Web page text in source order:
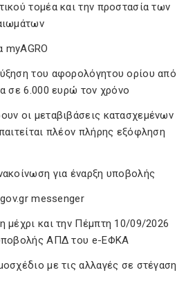
τομέα και την προστασία των
του αφορολόγητου ορίου από
σε 6.000 ευρώ τον χρόνο
οι μεταβιβάσεις κατασχεμένων
πλέον πλήρης εξόφληση
για έναρξη υποβολής
messenger
και την Πέμπτη 10/09/2026
ΑΠΔ του e-ΕΦΚΑ
με τις αλλαγές σε στέγαση